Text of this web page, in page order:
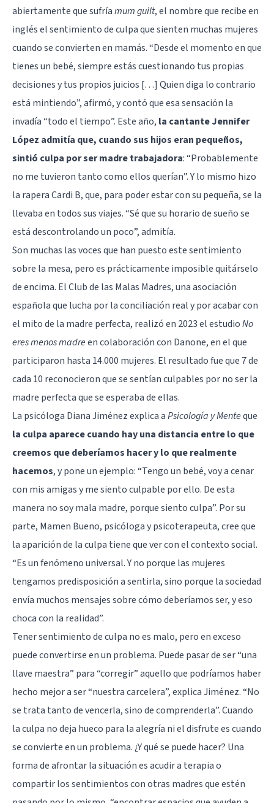
abiertamente que sufríamum guilt, el nombre que recibe en
inglés el sentimiento deculpaque sienten muchas mujeres
cuando se convierten en mamás. “Desde el momento en que
tienes un bebé, siempre estás cuestionando tus propias
decisiones y tus propios juicios […] Quien diga lo contrario
está mintiendo”, afirmó, y contó que esa sensación la
invadía “todo el tiempo”. Este año, la cantante Jennifer
López admitía que, cuando sus hijos eran pequeños,
sintió culpa por ser madre trabajadora: “Probablemente
no me tuvieron tanto como ellos querían”. Y lo mismo hizo
la rapera Cardi B, que, para poder estar con su pequeña, se la
llevaba en todos sus viajes. “Sé que su horario de sueño se
está descontrolando un poco”, admitía.
Son muchas las voces que han puesto este sentimiento
sobre la mesa, pero es prácticamente imposible quitárselo
de encima. El Club de las Malas Madres, una asociación
española que lucha por la conciliación real y por acabar con
el mito de la madre perfecta, realizó en 2023 el estudioNo
eres menos madreen colaboración con Danone, en el que
participaron hasta 14.000 mujeres. El resultado fue que 7 de
cada 10 reconocieron que se sentían culpables por no ser la
madre perfecta que se esperaba de ellas.
La psicóloga Diana Jiménez explica aPsicología y Menteque
la culpa aparece cuando hay una distancia entre lo que
creemos que deberíamos hacer y lo que realmente
hacemos, y pone un ejemplo: “Tengo un bebé, voy a cenar
con mis amigas y me siento culpable por ello. De esta
manera no soy mala madre, porque siento culpa”. Por su
parte, Mamen Bueno, psicóloga y psicoterapeuta, cree que
la aparición de la culpa tiene que ver con el contexto social.
“Es un fenómeno universal. Y no porque las mujeres
tengamos predisposición a sentirla, sino porque la sociedad
envía muchos mensajes sobre cómo deberíamos ser, y eso
choca con la realidad”.
Tener sentimiento de culpa no es malo, pero en exceso
puede convertirse en un problema. Puede pasar de ser “una
llave maestra” para “corregir” aquello que podríamos haber
hecho mejor a ser “nuestra carcelera”, explica Jiménez. “No
se trata tanto de vencerla, sino de comprenderla”. Cuando
la culpa no deja hueco para la alegría ni el disfrute es cuando
se convierte en un problema. ¿Y qué se puede hacer? Una
forma de afrontar la situación es acudir a terapia o
compartir los sentimientos con otras madres que estén